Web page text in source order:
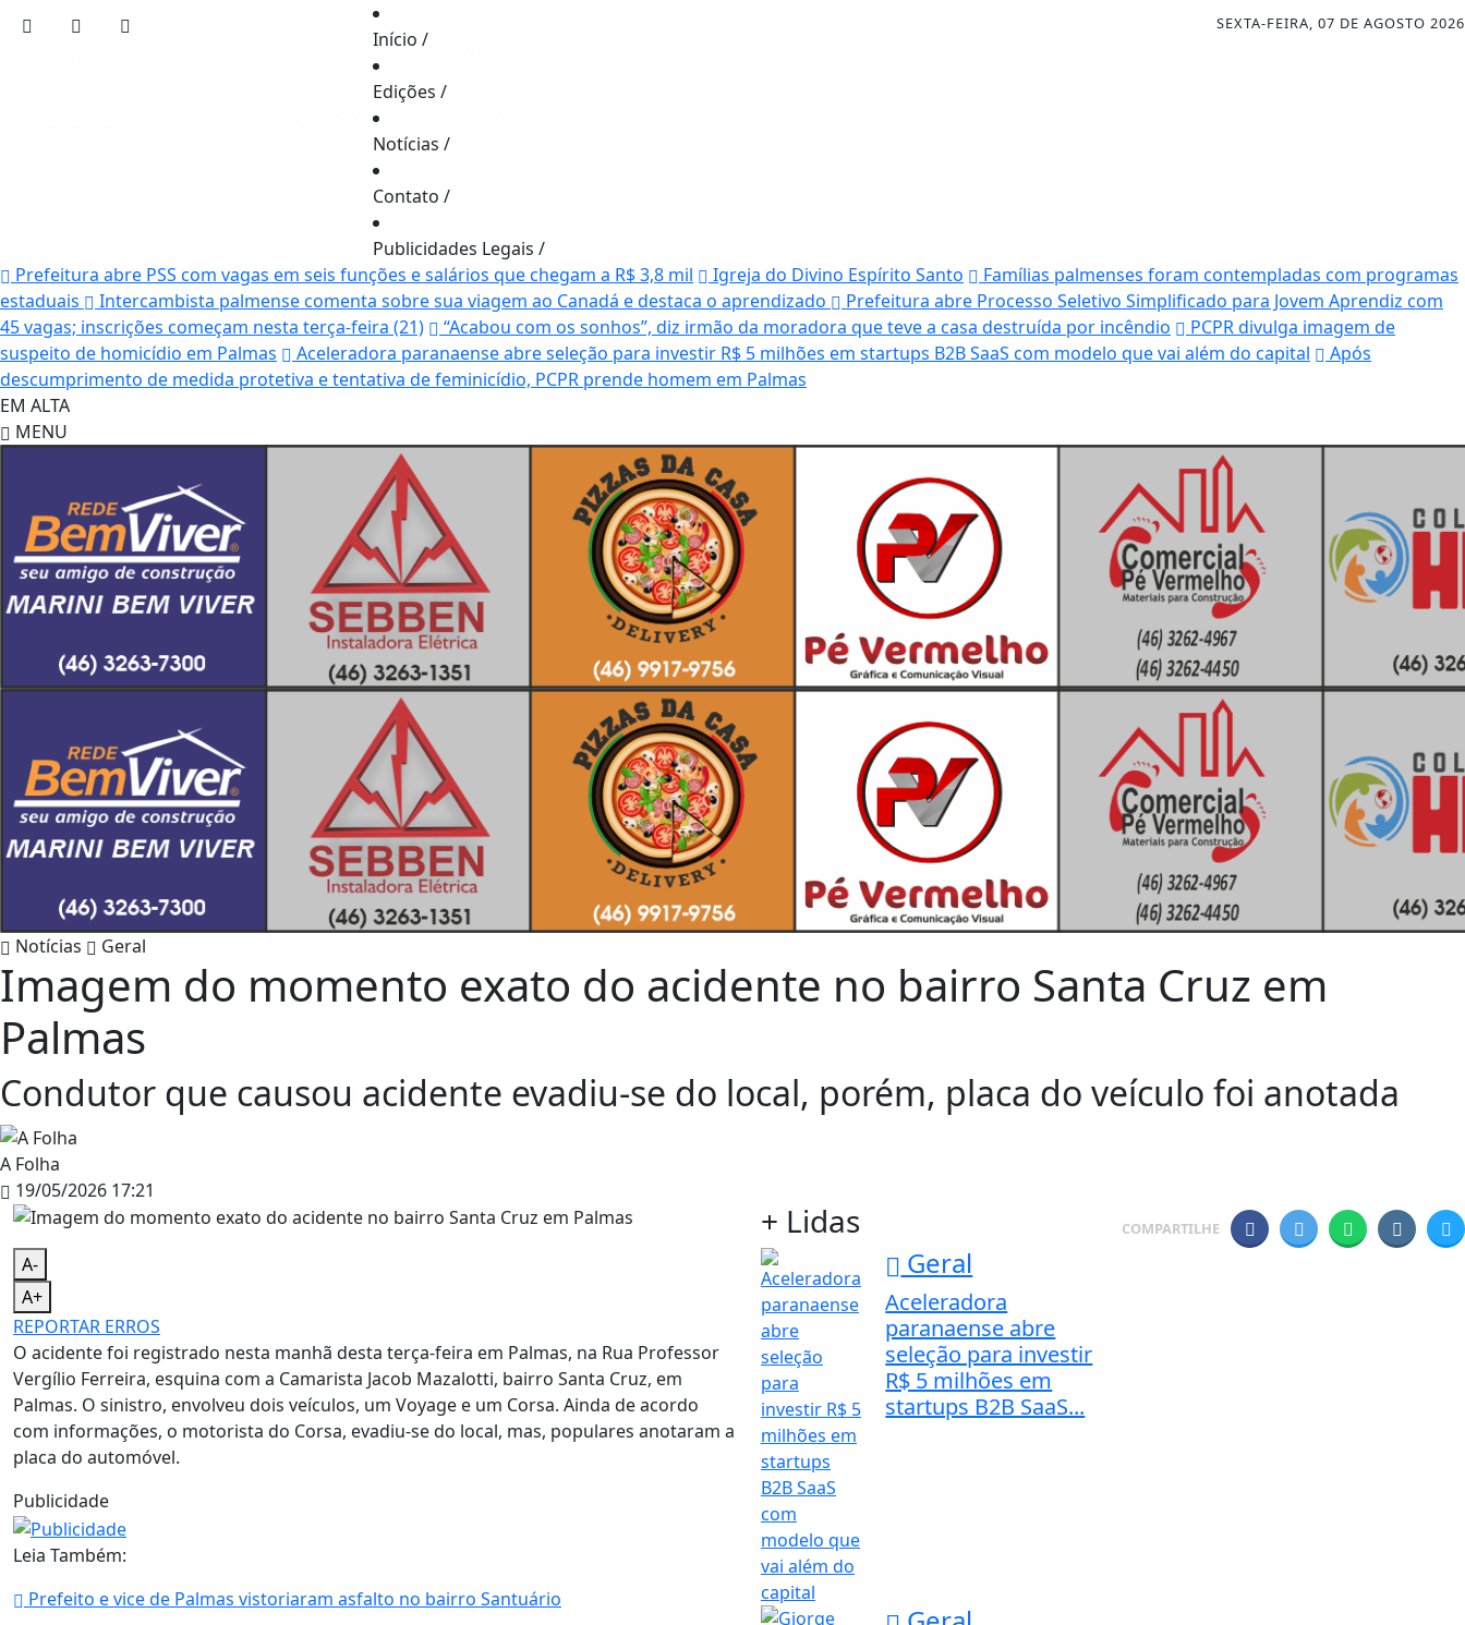
SEXTA-FEIRA, 07 DE AGOSTO 2026
Início /
Edições /
Notícias /
Contato /
Publicidades Legais /
Prefeitura abre PSS com vagas em seis funções e salários que chegam a R$ 3,8 mil
Igreja do Divino Espírito Santo
Famílias palmenses foram contempladas com programas
estaduais
Intercambista palmense comenta sobre sua viagem ao Canadá e destaca o aprendizado
Prefeitura abre Processo Seletivo Simplificado para Jovem Aprendiz com
45 vagas; inscrições começam nesta terça-feira (21)
“Acabou com os sonhos”, diz irmão da moradora que teve a casa destruída por incêndio
PCPR divulga imagem de
suspeito de homicídio em Palmas
Aceleradora paranaense abre seleção para investir R$ 5 milhões em startups B2B SaaS com modelo que vai além do capital
Após
descumprimento de medida protetiva e tentativa de feminicídio, PCPR prende homem em Palmas
EM ALTA
MENU
Notícias Geral
Imagem do momento exato do acidente no bairro Santa Cruz em
Palmas
Condutor que causou acidente evadiu-se do local, porém, placa do veículo foi anotada
A Folha
19/05/2026 17:21
COMPARTILHE
A-
A+
REPORTAR ERROS
O acidente foi registrado nesta manhã desta terça-feira em Palmas, na Rua Professor
Vergílio Ferreira, esquina com a Camarista Jacob Mazalotti, bairro Santa Cruz, em
Palmas. O sinistro, envolveu dois veículos, um Voyage e um Corsa. Ainda de acordo
com informações, o motorista do Corsa, evadiu-se do local, mas, populares anotaram a
placa do automóvel.
Publicidade
Leia Também:
Prefeito e vice de Palmas vistoriaram asfalto no bairro Santuário
+ Lidas
Geral
Aceleradora
paranaense abre
seleção para investir
R$ 5 milhões em
startups B2B SaaS...